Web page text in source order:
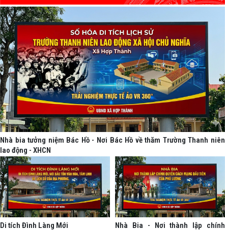
Nhà bia tưởng niệm Bác Hồ - Nơi Bác Hồ về thăm Trường Thanh niên
lao động - XHCN
Di tích Đình Làng Mới Nhà Bia - Nơi thành lập chính